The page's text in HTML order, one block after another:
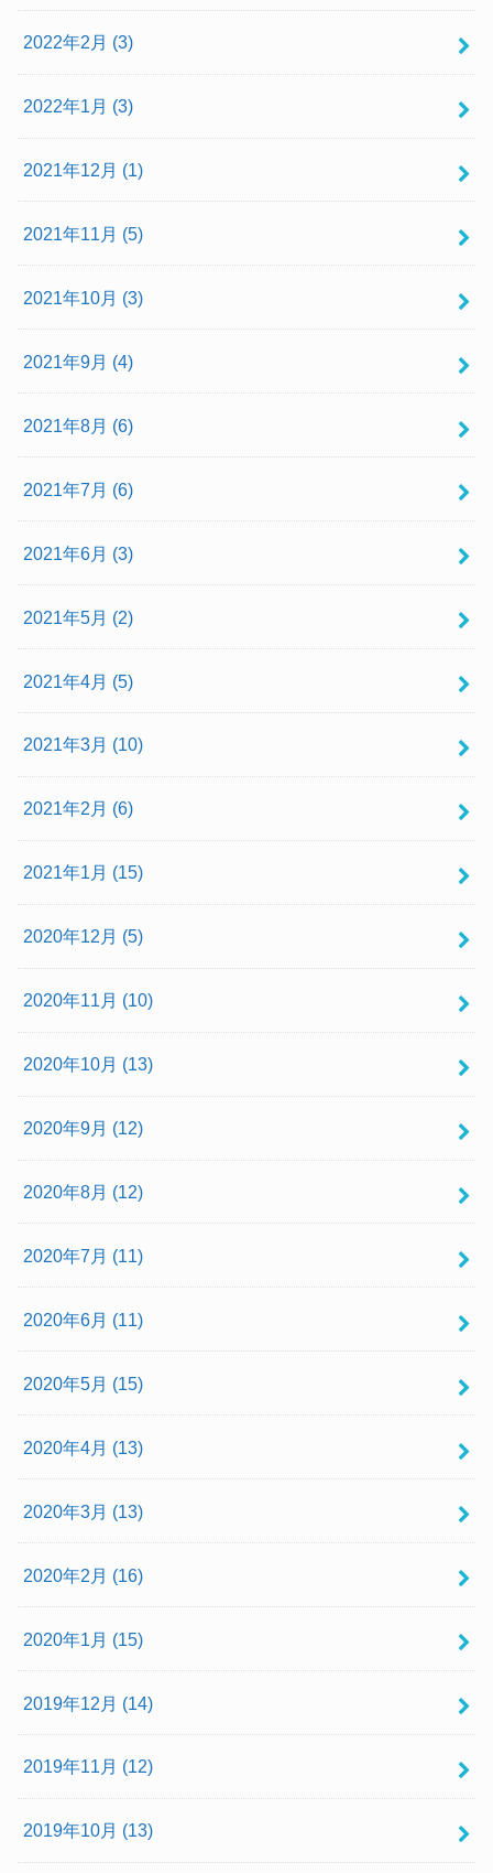
2022年2月 (3)
2022年1月 (3)
2021年12月 (1)
2021年11月 (5)
2021年10月 (3)
2021年9月 (4)
2021年8月 (6)
2021年7月 (6)
2021年6月 (3)
2021年5月 (2)
2021年4月 (5)
2021年3月 (10)
2021年2月 (6)
2021年1月 (15)
2020年12月 (5)
2020年11月 (10)
2020年10月 (13)
2020年9月 (12)
2020年8月 (12)
2020年7月 (11)
2020年6月 (11)
2020年5月 (15)
2020年4月 (13)
2020年3月 (13)
2020年2月 (16)
2020年1月 (15)
2019年12月 (14)
2019年11月 (12)
2019年10月 (13)